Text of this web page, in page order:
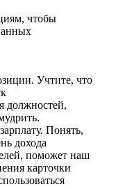
чтобы
Учтите, что
должностей,
Понять,
дохода
поможет наш
карточки